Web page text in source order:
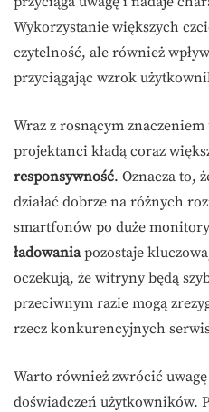
Wykorzystanie większych
czytelność, ale również
przyciągając wzrok
Wraz z rosnącym
projektanci kładą coraz
responsywność. Oznacza to,
działać dobrze na różnych
smartfonów po duże
ładowaniapozostaje
oczekują, że witryny będą
przeciwnym razie mogą
rzecz konkurencyjnych
Warto również zwrócić
doświadczeń użytkowników.